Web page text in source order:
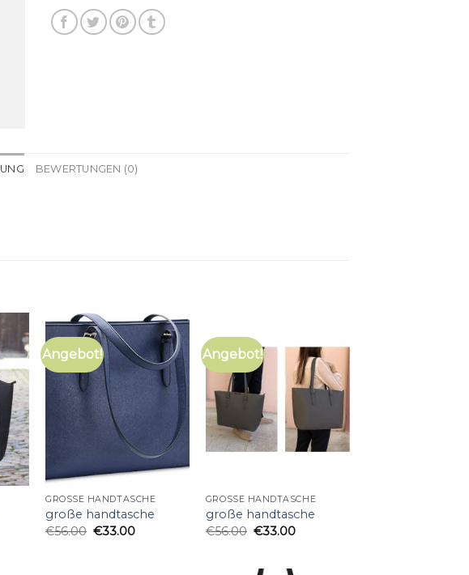
BEWERTUNGEN (0)
Angebot!
GROSSE HANDTASCHE
große handtasche
€56.00 €33.00
Angebot!
GROSSE HANDTASCHE
große handtasche
€56.00 €33.00